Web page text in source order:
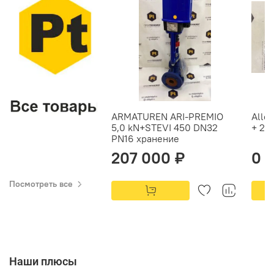
Посмотреть все
ARMATUREN ARI-PREMIO
5,0 kN+STEVI 450 DN32
PN16 хранение
207 000 ₽
+
0
Наши плюсы